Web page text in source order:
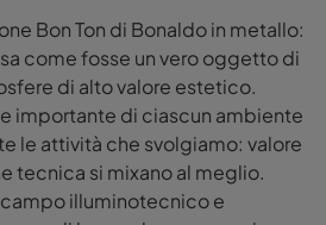
Bon Ton di Bonaldo in metallo:
come fosse un vero oggetto di
di alto valore estetico.
importante di ciascun ambiente
le attività che svolgiamo: valore
tecnica si mixano al meglio.
illuminotecnico e